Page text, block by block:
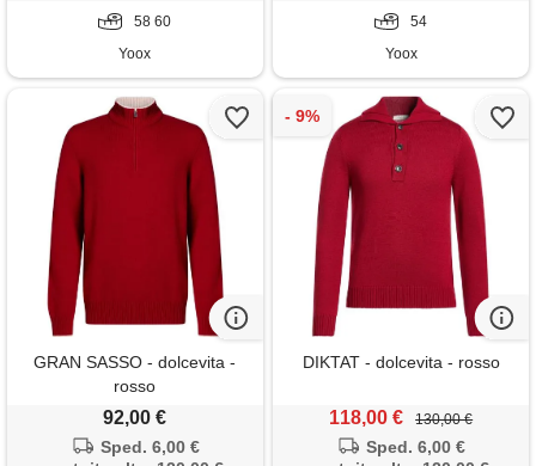
58 60
Yoox
54
Yoox
GRAN SASSO - dolcevita -
rosso
92,00 €
Sped. 6,00 €
DIKTAT - dolcevita - rosso
118,00 € 130,00 €
Sped. 6,00 €